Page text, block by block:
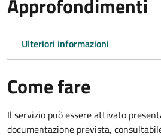
Ulteriori informazioni
Come fare
Il servizio può essere attivato
documentazione prevista,